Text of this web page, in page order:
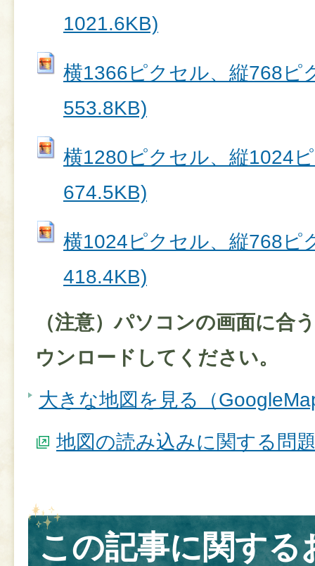
1021.6KB)
横1366ピクセル、縦768ピ
553.8KB)
横1280ピクセル、縦1024
674.5KB)
横1024ピクセル、縦768ピ
418.4KB)
（注意）パソコンの画面に合
ウンロードしてください。
大きな地図を見る（
地図の読み込みに関する問
この記事に関する